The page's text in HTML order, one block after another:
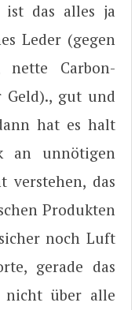
ist das alles ja
Leder (gegen
nette Carbon-
Geld)., gut und
hat es halt
an unnötigen
verstehen, das
Produkten
noch Luft
gerade das
nicht über alle